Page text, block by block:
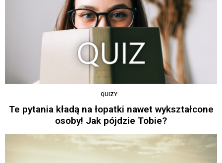
QUIZY
Te pytania kładą na łopatki nawet wykształcone
osoby! Jak pójdzie Tobie?